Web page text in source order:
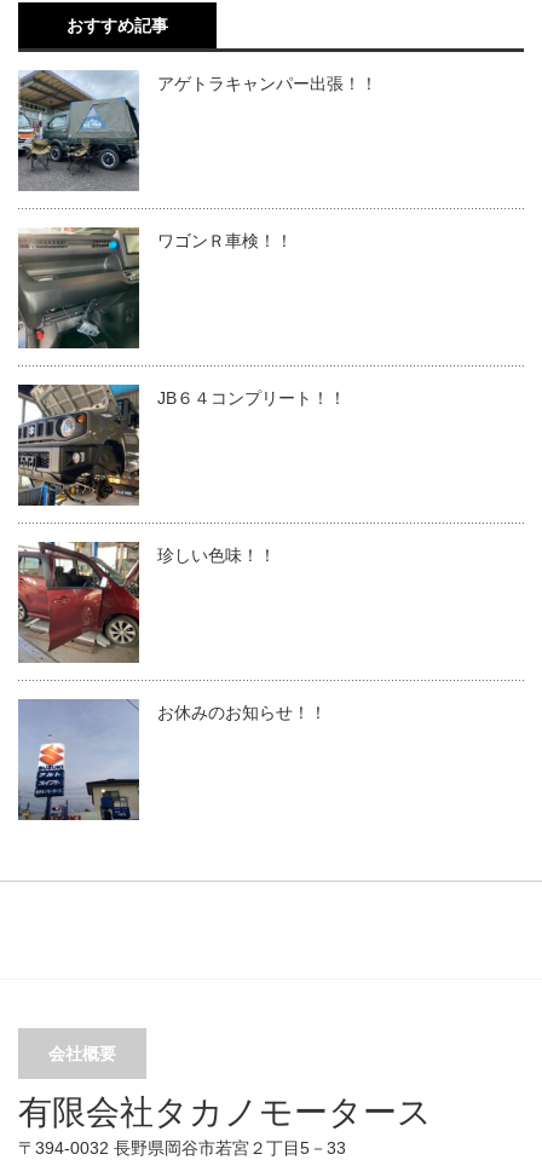
おすすめ記事
アゲトラキャンパー出張！！
ワゴンＲ車検！！
JB６４コンプリート！！
珍しい色味！！
お休みのお知らせ！！
会社概要
有限会社タカノモータース
〒394-0032 長野県岡谷市若宮２丁目5－33